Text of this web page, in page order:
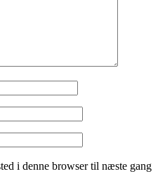
i denne browser til næste gang